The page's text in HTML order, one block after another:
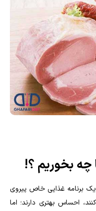
چه بخوریم ؟!
یک برنامه غذایی خاص پیروی
احساس بهتری دارند؛ اما